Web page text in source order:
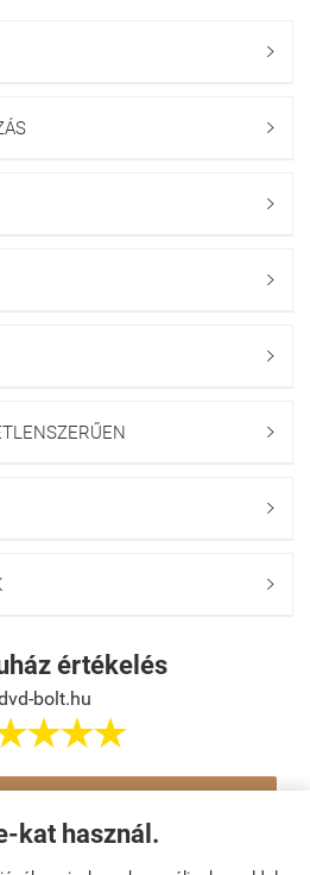
kat használ.








értékelés
bolt.hu
